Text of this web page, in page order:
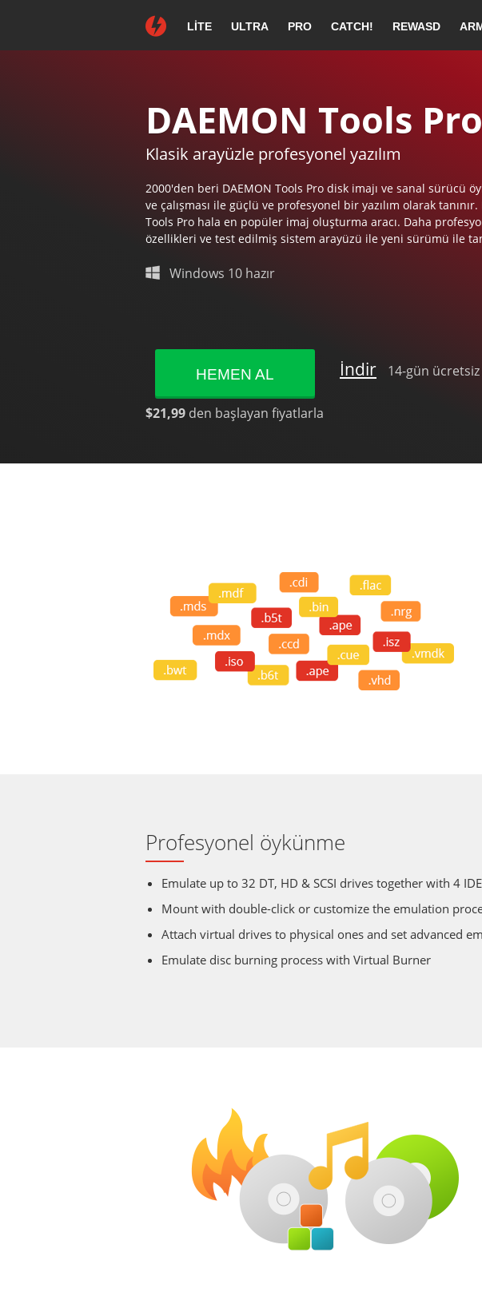
LITE ULTRA PRO CATCH! REWASD
DAEMON Tools
Klasik arayüzle profesyonel yazılım
2000'den beri DAEMON Tools Pro disk imajı ve sanal sürücü
ve çalışması ile güçlü ve profesyonel bir yazılım olarak tanınır.
Tools Pro hala en popüler imaj oluşturma aracı. Daha
özellikleri ve test edilmiş sistem arayüzü ile yeni sürümü ile
Windows 10 hazır
HEMEN AL
$21,99 den başlayan fiyatlarla
İndir 14-gün
Profesyonel öykünme
Emulate up to 32 DT, HD & SCSI drives together with 4
Mount with double-click or customize the emulation
Attach virtual drives to physical ones and set advanced
Emulate disc burning process with Virtual Burner
DAEMON Tools Pro kurulum
Ekran yönergelerini takip ederek
kuruluma devam edin.